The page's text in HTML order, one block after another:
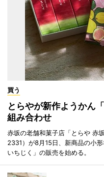
買う
とらやが新作ようかん
組み合わせ
赤坂の老舗和菓子店「とらや 赤
2331）が8月15日、新商品の小
いちじく」の販売を始める。